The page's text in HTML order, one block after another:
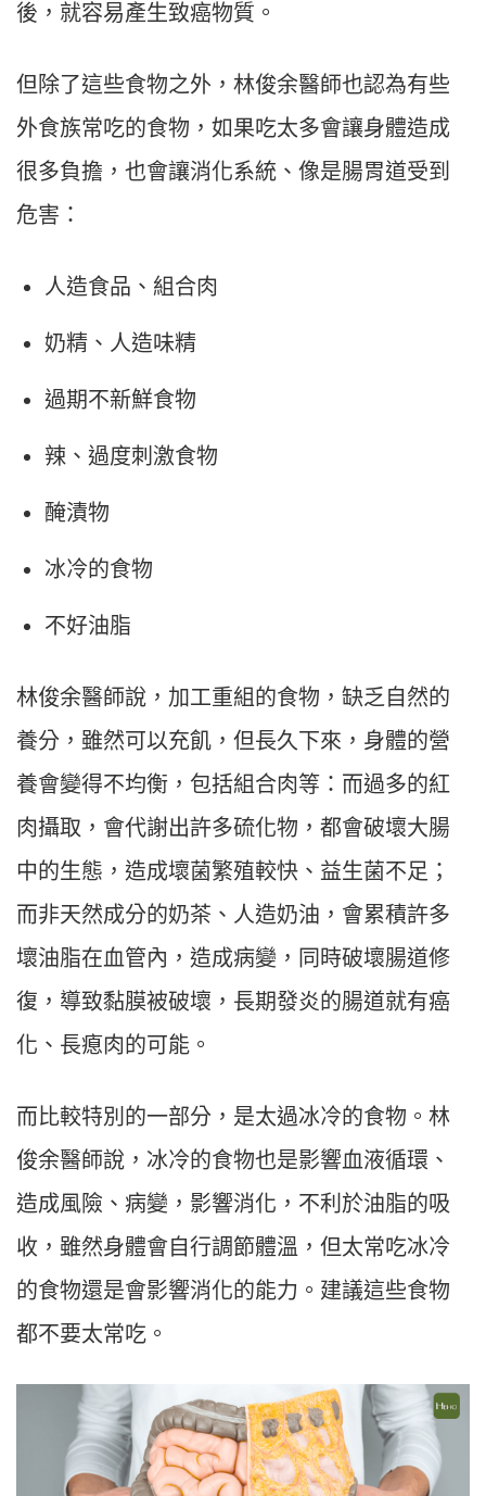
後，就容易產生致癌物質。
但除了這些食物之外，林俊余醫師也認為有些
外食族常吃的食物，如果吃太多會讓身體造成
很多負擔，也會讓消化系統、像是腸胃道受到
危害：
人造食品、組合肉
奶精、人造味精
過期不新鮮食物
辣、過度刺激食物
醃漬物
冰冷的食物
不好油脂
林俊余醫師說，加工重組的食物，缺乏自然的
養分，雖然可以充飢，但長久下來，身體的營
養會變得不均衡，包括組合肉等：而過多的紅
肉攝取，會代謝出許多硫化物，都會破壞大腸
中的生態，造成壞菌繁殖較快、益生菌不足；
而非天然成分的奶茶、人造奶油，會累積許多
壞油脂在血管內，造成病變，同時破壞腸道修
復，導致黏膜被破壞，長期發炎的腸道就有癌
化、長瘜肉的可能。
而比較特別的一部分，是太過冰冷的食物。林
俊余醫師說，冰冷的食物也是影響血液循環、
造成風險、病變，影響消化，不利於油脂的吸
收，雖然身體會自行調節體溫，但太常吃冰冷
的食物還是會影響消化的能力。建議這些食物
都不要太常吃。